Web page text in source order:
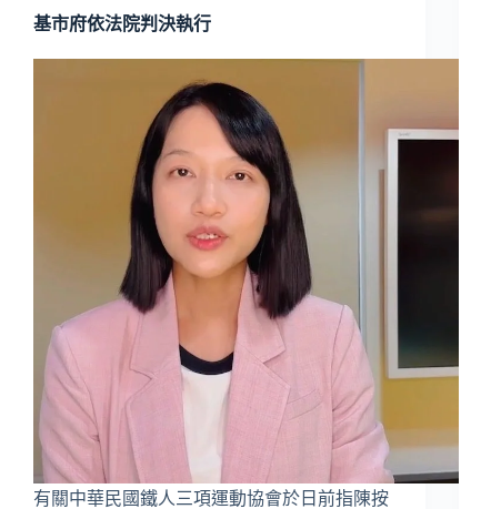
基市府依法院判決執行
有關中華民國鐵人三項運動協會於日前指陳按